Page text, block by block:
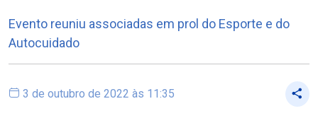
Evento reuniu associadas em prol do Esporte e do
Autocuidado
3 de outubro de 2022 às 11:35